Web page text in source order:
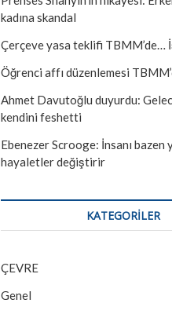
kadına skandal
Çerçeve yasa teklifi TBMM’de…
Öğrenci affı düzenlemesi
Ahmet Davutoğlu duyurdu:
kendini feshetti
Ebenezer Scrooge: İnsanı bazen
hayaletler değiştirir
KATEGORILER
ÇEVRE
Genel